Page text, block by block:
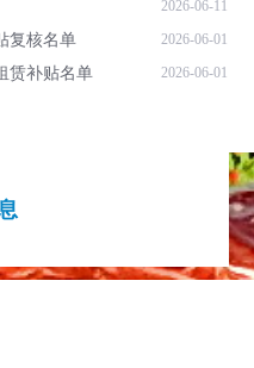
2026-06-11
复核名单 2026-06-01
赁补贴名单 2026-06-01